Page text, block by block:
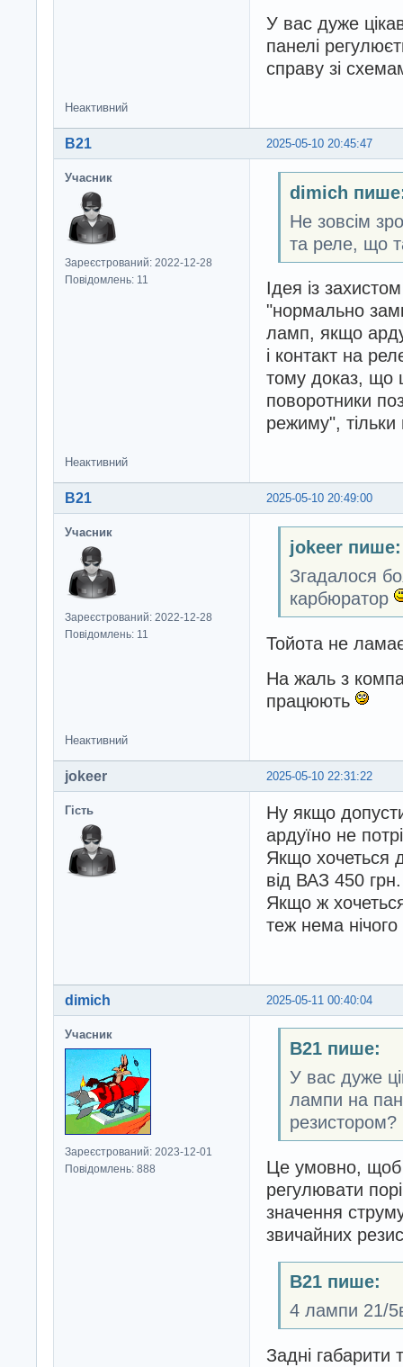
У вас дуже
панелі
справу зі
Неактивний
2025-05-10 20:45:47
B21
Учасник
Зареєстрований: 2022-12-28
Повідомлень: 11
dimich
Не зовсім
та реле, що
Ідея із
"нормально
ламп, якщо
і контакт на
тому доказ, що
поворотники
режиму", тільки
Неактивний
2025-05-10 20:49:00
B21
Учасник
Зареєстрований: 2022-12-28
Повідомлень: 11
jokeer пише:
Згадалося
карбюратор
Тойота не
На жаль з
працюють
Неактивний
2025-05-10 22:31:22
jokeer
Гість
Ну якщо
ардуїно не
Якщо хочеться
від ВАЗ 450 грн.
Якщо ж
теж нема
2025-05-11 00:40:04
dimich
Учасник
Зареєстрований: 2023-12-01
Повідомлень: 888
B21 пише:
У вас дуже
лампи на
резистором?
Це умовно, щоб
регулювати
значення
звичайних
B21 пише:
4 лампи 21/
Задні габарити